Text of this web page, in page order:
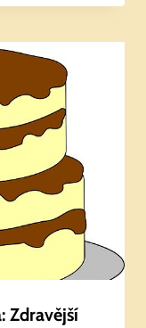
Zdravější